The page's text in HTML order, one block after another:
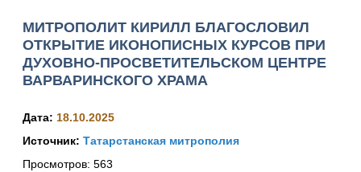
МИТРОПОЛИТ КИРИЛЛ БЛАГОСЛОВИЛ
ОТКРЫТИЕ ИКОНОПИСНЫХ КУРСОВ ПРИ
ДУХОВНО-ПРОСВЕТИТЕЛЬСКОМ ЦЕНТРЕ
ВАРВАРИНСКОГО ХРАМА
Дата: 18.10.2025
Источник: Татарстанская митрополия
Просмотров: 563